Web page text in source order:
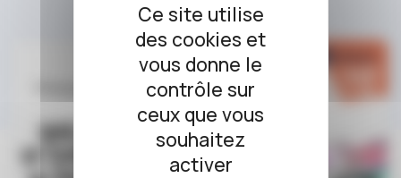
Ce site utilise
des cookies et
vous donne le
contrôle sur
ceux que vous
souhaitez
activer